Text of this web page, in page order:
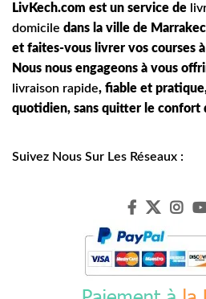
LivKech.com est un service de
domicile dans la ville de
et faites-vous livrer vos courses
Nous nous engageons à vous
livraison rapide, fiable et
quotidien, sans quitter le confort
Suivez Nous Sur Les Réseaux :